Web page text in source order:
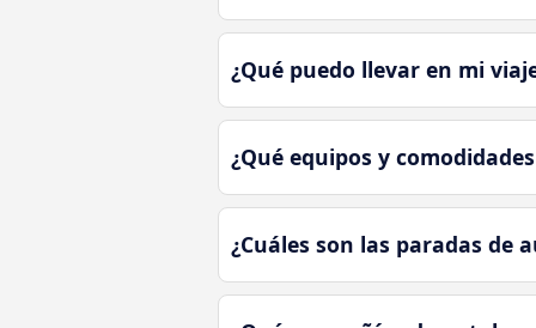
¿Qué puedo llevar en mi
¿Qué equipos y
¿Cuáles son las paradas de